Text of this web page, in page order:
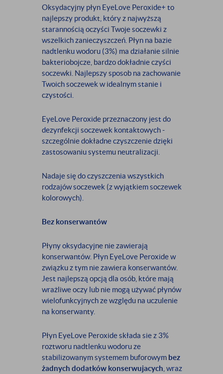
Oksydacyjny płyn EyeLove Peroxide+ to
najlepszy produkt, który z najwyższą
starannością oczyści Twoje soczewki z
wszelkich zanieczyszczeń. Płyn na bazie
nadtlenku wodoru (3%) ma działanie silnie
bakteriobojcze, bardzo dokładnie czyści
soczewki. Najlepszy sposob na zachowanie
Twoich soczewek w idealnym stanie i
czystości.
EyeLove Peroxide przeznaczony jest do
dezynfekcji soczewek kontaktowych -
szczególnie dokładne czyszczenie dzięki
zastosowaniu systemu neutralizacji.
Nadaje się do czyszczenia wszystkich
rodzajów soczewek (z wyjątkiem soczewek
kolorowych).
Bez konserwantów
Płyny oksydacyjne nie zawierają
konserwantów. Płyn EyeLove Peroxide w
związku z tym nie zawiera konserwantów.
Jest najlepszą opcją dla osób, które mają
wrażliwe oczy lub nie mogą używać płynów
wielofunkcyjnych ze względu na uczulenie
na konserwanty.
Płyn EyeLove Peroxide składa sie z 3%
roztworu nadtlenku wodoru ze
stabilizowanym systemem buforowym bez
żadnych dodatków konserwujacych , wraz